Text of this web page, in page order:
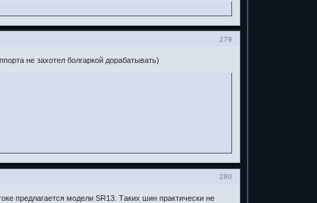
279
не захотел болгаркой дорабатывать)
280
предлагается модели SR13. Таких шин практически не